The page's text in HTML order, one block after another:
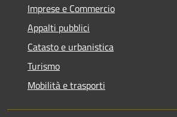
Imprese e Commercio
Appalti pubblici
Catasto e urbanistica
Turismo
Mobilità e trasporti